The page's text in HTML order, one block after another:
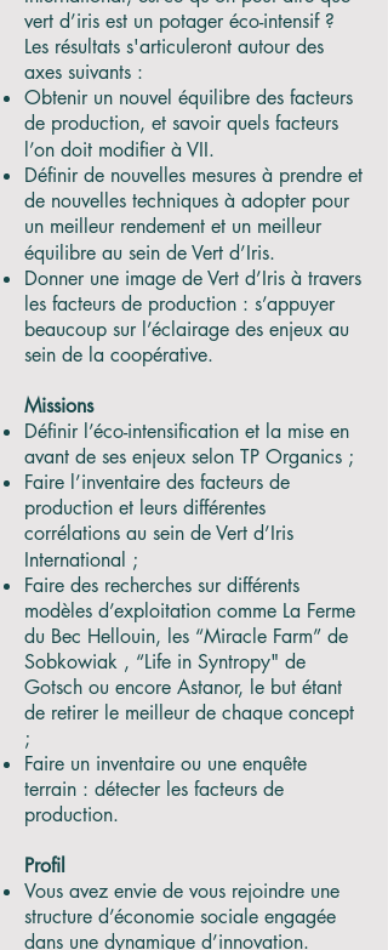
vert d’iris est un potager éco-intensif ?
Les résultats s'articuleront autour des
axes suivants :
Obtenir un nouvel équilibre des facteurs
de production, et savoir quels facteurs
l’on doit modifier à VII.
Définir de nouvelles mesures à prendre et
de nouvelles techniques à adopter pour
un meilleur rendement et un meilleur
équilibre au sein de Vert d’Iris.
Donner une image de Vert d’Iris à travers
les facteurs de production : s’appuyer
beaucoup sur l’éclairage des enjeux au
sein de la coopérative.
Missions
Définir l’éco-intensification et la mise en
avant de ses enjeux selon TP Organics ;
Faire l’inventaire des facteurs de
production et leurs différentes
corrélations au sein de Vert d’Iris
International ;
Faire des recherches sur différents
modèles d’exploitation comme La Ferme
du Bec Hellouin, les “Miracle Farm” de
Sobkowiak , “Life in Syntropy" de
Gotsch ou encore Astanor, le but étant
de retirer le meilleur de chaque concept
;
Faire un inventaire ou une enquête
terrain : détecter les facteurs de
production.
Profil
Vous avez envie de vous rejoindre une
structure d’économie sociale engagée
dans une dynamique d’innovation.